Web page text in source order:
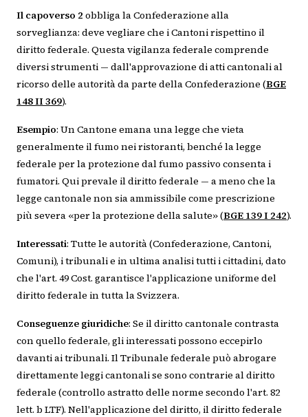
Il capoverso 2 obbliga la Confederazione alla
sorveglianza: deve vegliare che i Cantoni rispettino il
diritto federale. Questa vigilanza federale comprende
diversi strumenti — dall'approvazione di atti cantonali al
ricorso delle autorità da parte della Confederazione (BGE
148 II 369).
Esempio: Un Cantone emana una legge che vieta
generalmente il fumo nei ristoranti, benché la legge
federale per la protezione dal fumo passivo consenta i
fumatori. Qui prevale il diritto federale — a meno che la
legge cantonale non sia ammissibile come prescrizione
più severa «per la protezione della salute» (BGE 139 I 242).
Interessati: Tutte le autorità (Confederazione, Cantoni,
Comuni), i tribunali e in ultima analisi tutti i cittadini, dato
che l'art. 49 Cost. garantisce l'applicazione uniforme del
diritto federale in tutta la Svizzera.
Conseguenze giuridiche: Se il diritto cantonale contrasta
con quello federale, gli interessati possono eccepirlo
davanti ai tribunali. Il Tribunale federale può abrogare
direttamente leggi cantonali se sono contrarie al diritto
federale (controllo astratto delle norme secondo l'art. 82
lett. b LTF). Nell'applicazione del diritto, il diritto federale